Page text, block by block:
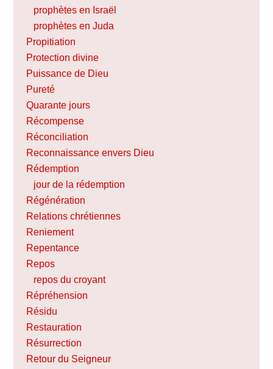
prophètes en Israël
prophètes en Juda
Propitiation
Protection divine
Puissance de Dieu
Pureté
Quarante jours
Récompense
Réconciliation
Reconnaissance envers Dieu
Rédemption
jour de la rédemption
Régénération
Relations chrétiennes
Reniement
Repentance
Repos
repos du croyant
Répréhension
Résidu
Restauration
Résurrection
Retour du Seigneur